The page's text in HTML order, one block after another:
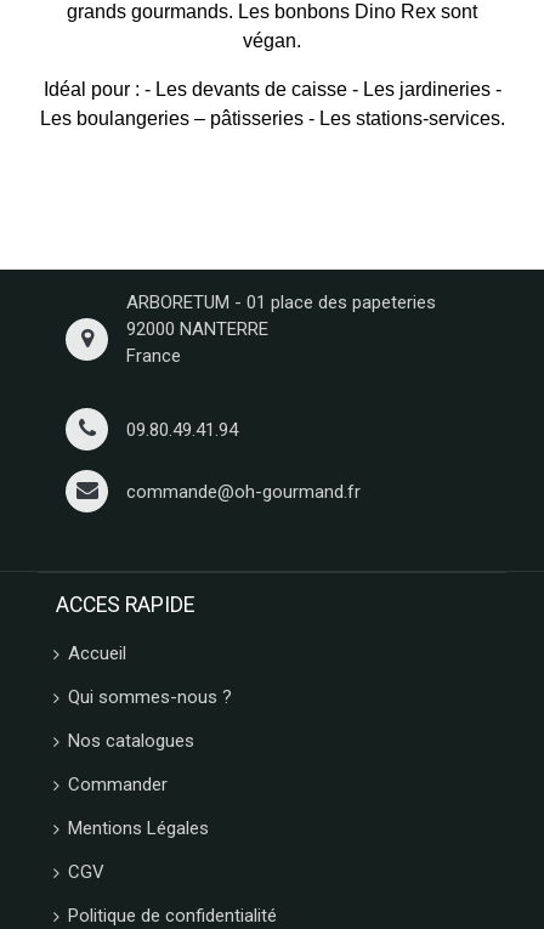
grands gourmands. Les bonbons Dino Rex sont
végan.
Idéal pour : - Les devants de caisse - Les jardineries -
Les boulangeries – pâtisseries - Les stations-services.
ARBORETUM - 01 place des papeteries
92000 NANTERRE
France
09.80.49.41.94
commande@oh-gourmand.fr
ACCES RAPIDE
Accueil
Qui sommes-nous ?
Nos catalogues
Commander
Mentions Légales
CGV
Politique de confidentialité